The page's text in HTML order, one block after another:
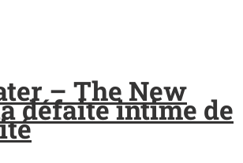
– The New
défaite intime de